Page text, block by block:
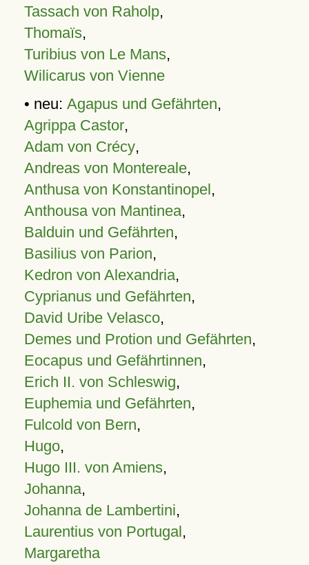
Tassach von Raholp,
Thomaïs,
Turibius von Le Mans,
Wilicarus von Vienne
• neu: Agapus und Gefährten,
Agrippa Castor,
Adam von Crécy,
Andreas von Montereale,
Anthusa von Konstantinopel,
Anthousa von Mantinea,
Balduin und Gefährten,
Basilius von Parion,
Kedron von Alexandria,
Cyprianus und Gefährten,
David Uribe Velasco,
Demes und Protion und Gefährten,
Eocapus und Gefährtinnen,
Erich II. von Schleswig,
Euphemia und Gefährten,
Fulcold von Bern,
Hugo,
Hugo III. von Amiens,
Johanna,
Johanna de Lambertini,
Laurentius von Portugal,
Margaretha